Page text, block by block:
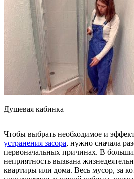
Душевая кабинка
Чтобы выбрать необходимое и
устранения засора, нужно сначала
первоначальных причинах. В
неприятность вызвана
квартиры или дома. Весь мусор, за